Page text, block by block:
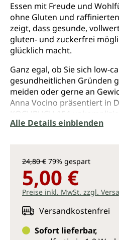
Essen mit Freude und
ohne Gluten und
zeigt, dass gesunde,
gluten- und zuckerfrei
glücklich macht.
Ganz egal, ob Sie sich low-
gesundheitlichen Gründen
meiden oder gerne an
Anna Vocino präsentiert in
KOCHBUCH 154
leckere Rezepte, die es an
Kokoskruste bis hin zu
Highlights wie
und haben in den USA viele
Mittlerweile zählt DAS
Ernährung.
Die kreative Autorin, die
Alle Details einblenden
24,80 € 79% gespart
5,00 €
Preise inkl. MwSt. zzgl.
Versandkostenfrei
Sofort lieferbar,